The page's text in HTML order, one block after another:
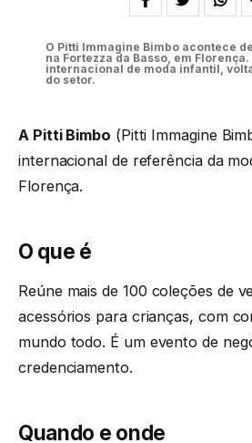
O Pitti Immagine Bimbo acontece
na Fortezza da Basso, em
internacional de moda infantil,
do setor.
A Pitti Bimbo (Pitti Immagine
internacional de referência da
Florença.
O que é
Reúne mais de 100 coleções de
acessórios para crianças, com
mundo todo. É um evento de
credenciamento.
Quando e onde